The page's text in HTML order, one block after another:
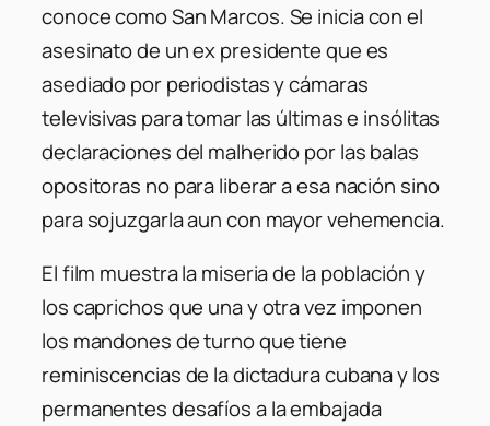
conoce como San Marcos. Se inicia con el
asesinato de un ex presidente que es
asediado por periodistas y cámaras
televisivas para tomar las últimas e insólitas
declaraciones del malherido por las balas
opositoras no para liberar a esa nación sino
para sojuzgarla aun con mayor vehemencia.
El film muestra la miseria de la población y
los caprichos que una y otra vez imponen
los mandones de turno que tiene
reminiscencias de la dictadura cubana y los
permanentes desafíos a la embajada